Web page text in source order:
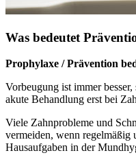
Was bedeutet
Prophylaxe / Prävention
Vorbeugung ist immer
akute Behandlung erst bei
Viele Zahnprobleme und
vermeiden, wenn regelmäßig
Hausaufgaben in der